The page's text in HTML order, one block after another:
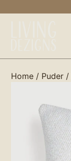
Home / Puder /